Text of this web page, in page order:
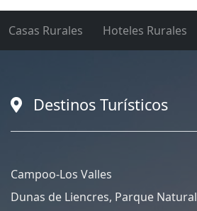
Casas Rurales Hoteles Rurales
Destinos Turísticos
Campoo-Los Valles
Dunas de Liencres, Parque Natural